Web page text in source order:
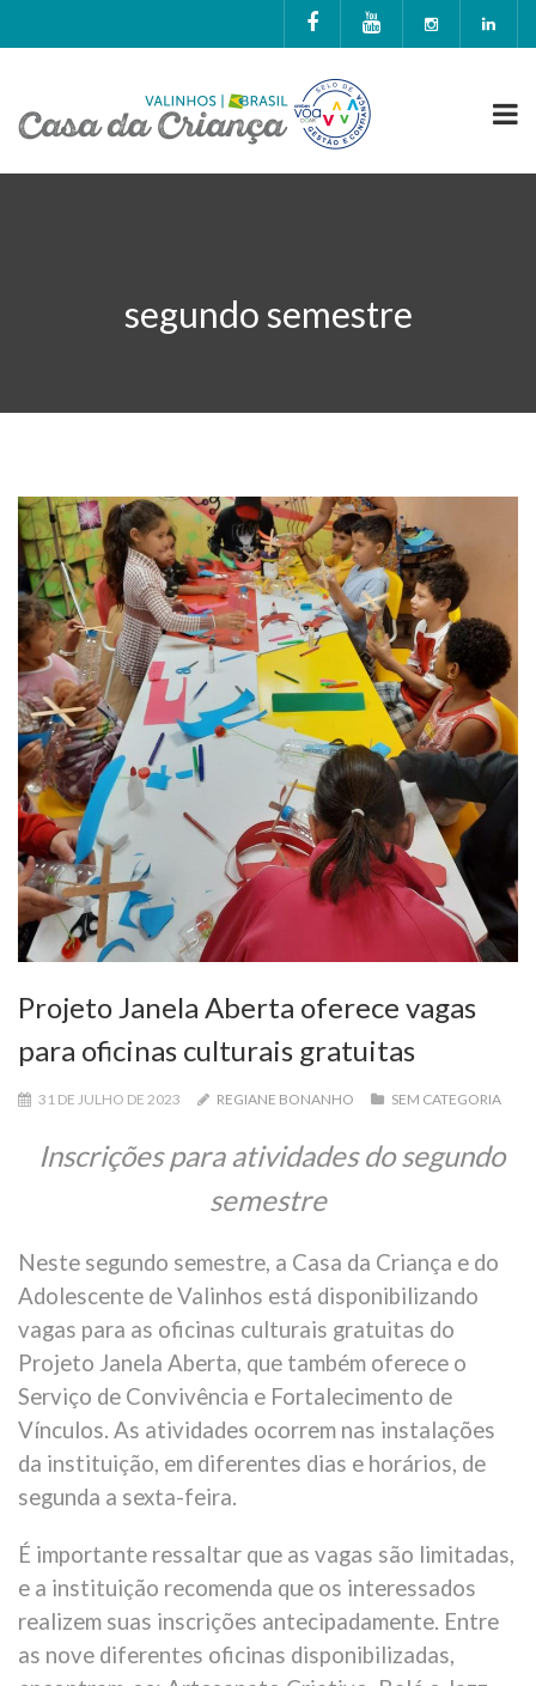
segundo semestre
Projeto Janela Aberta oferece vagas
para oficinas culturais gratuitas
31 DE JULHO DE 2023 REGIANE BONANHO SEM CATEGORIA
Inscrições para atividades do segundo
semestre
Neste segundo semestre, a Casa da Criança e do
Adolescente de Valinhos está disponibilizando
vagas para as oficinas culturais gratuitas do
Projeto Janela Aberta, que também oferece o
Serviço de Convivência e Fortalecimento de
Vínculos. As atividades ocorrem nas instalações
da instituição, em diferentes dias e horários, de
segunda a sexta-feira.
É importante ressaltar que as vagas são limitadas,
e a instituição recomenda que os interessados
realizem suas inscrições antecipadamente. Entre
as nove diferentes oficinas disponibilizadas,